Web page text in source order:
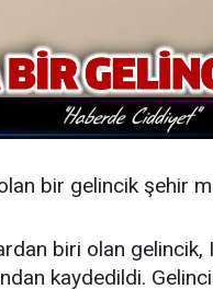
bir gelincik şehir
biri olan
kaydedildi.